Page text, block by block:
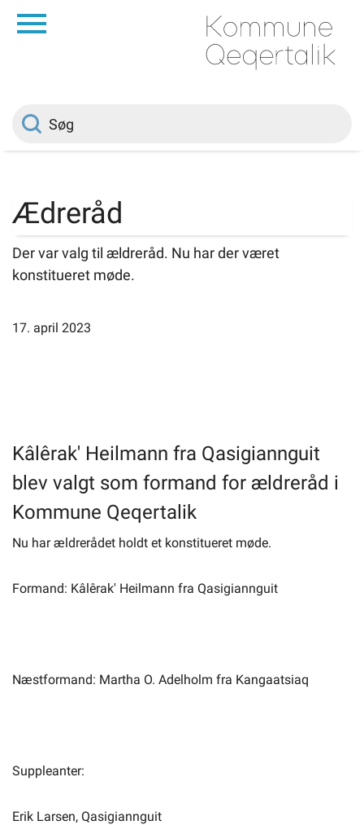
Borger
Om kommunen
Planportal
Tidsbestilling
Ædreråd
Der var valg til ældreråd. Nu har der været
konstitueret møde.
17. april 2023
Kâlêrak' Heilmann fra Qasigiannguit
blev valgt som formand for ældreråd i
Kommune Qeqertalik
Nu har ældrerådet holdt et konstitueret møde.
Formand: Kâlêrak' Heilmann fra Qasigiannguit
Næstformand: Martha O. Adelholm fra Kangaatsiaq
Suppleanter:
Erik Larsen, Qasigiannguit